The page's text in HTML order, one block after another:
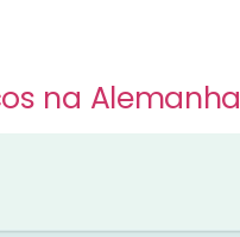
na Alemanha